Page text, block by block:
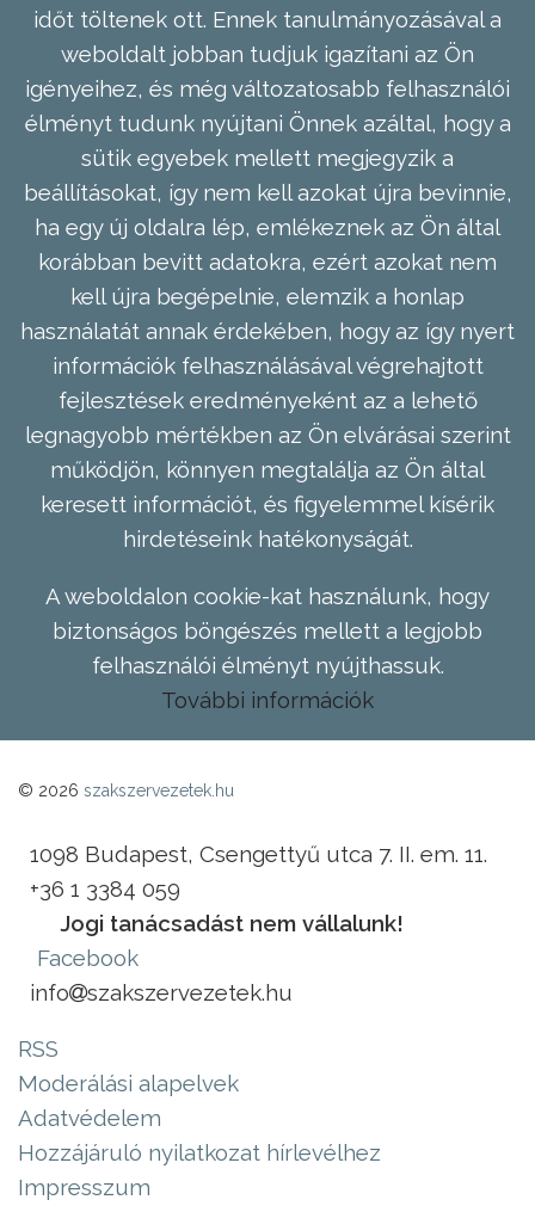
időt töltenek ott. Ennek tanulmányozásával a
weboldalt jobban tudjuk igazítani az Ön
igényeihez, és még változatosabb felhasználói
élményt tudunk nyújtani Önnek azáltal, hogy a
sütik egyebek mellett megjegyzik a
beállításokat, így nem kell azokat újra bevinnie,
ha egy új oldalra lép, emlékeznek az Ön által
korábban bevitt adatokra, ezért azokat nem
kell újra begépelnie, elemzik a honlap
használatát annak érdekében, hogy az így nyert
információk felhasználásával végrehajtott
fejlesztések eredményeként az a lehető
legnagyobb mértékben az Ön elvárásai szerint
működjön, könnyen megtalálja az Ön által
keresett információt, és figyelemmel kísérik
hirdetéseink hatékonyságát.
A weboldalon cookie-kat használunk, hogy
biztonságos böngészés mellett a legjobb
felhasználói élményt nyújthassuk.
További információk
© 2026 szakszervezetek.hu
1098 Budapest, Csengettyű utca 7. II. em. 11.
+36 1 3384 059
Jogi tanácsadást nem vállalunk!
Facebook
info
szakszervezetek.hu
RSS
Moderálási alapelvek
Adatvédelem
Hozzájáruló nyilatkozat hírlevélhez
Impresszum